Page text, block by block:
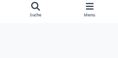
Suche Menu